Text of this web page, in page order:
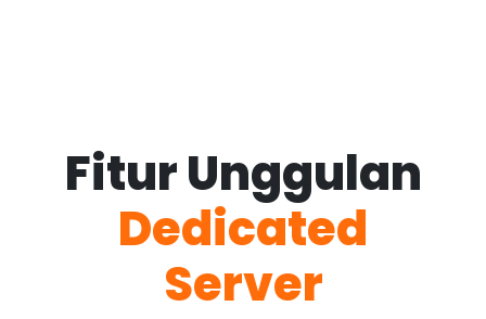
Fitur Unggulan
Dedicated
Server